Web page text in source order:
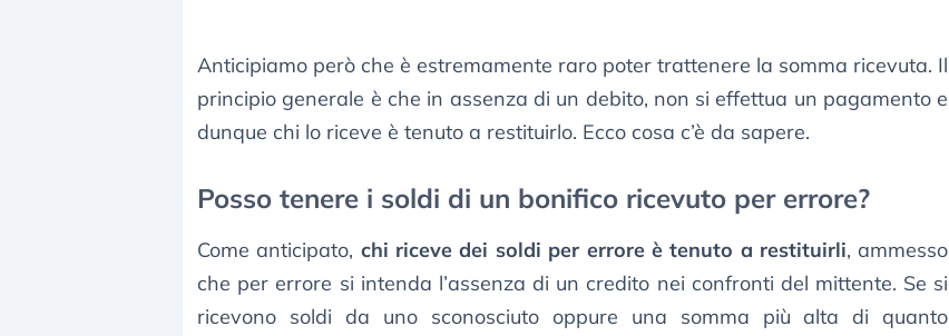
Anticipiamo però che è estremamente raro poter trattenere la somma ricevuta. Il
principio generale è che in assenza di un debito, non si effettua un pagamento e
dunque chi lo riceve è tenuto a restituirlo. Ecco cosa c’è da sapere.
Posso tenere i soldi di un bonifico ricevuto per errore?
Come anticipato, chi riceve dei soldi per errore è tenuto a restituirli, ammesso
che per errore si intenda l’assenza di un credito nei confronti del mittente. Se si
ricevono soldi da uno sconosciuto oppure una somma più alta di quanto